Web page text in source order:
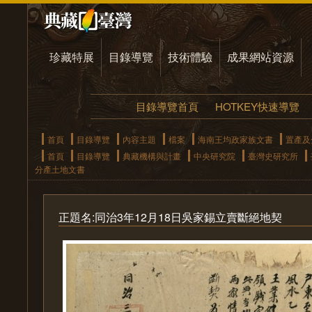
珍藏特展 目錄導覽 技術體驗 成果網站資源
目錄導覽首頁 HOTKEY快速導覽
首頁 目錄導覽 內容主題 檔案 海南王均政家族文書
置產
首頁
目錄導覽 典藏機構與計畫 中央研究院 臺灣史研究所
分產土地文書
正題名:同治3年12月18日吳家錫立賣斷絕地契